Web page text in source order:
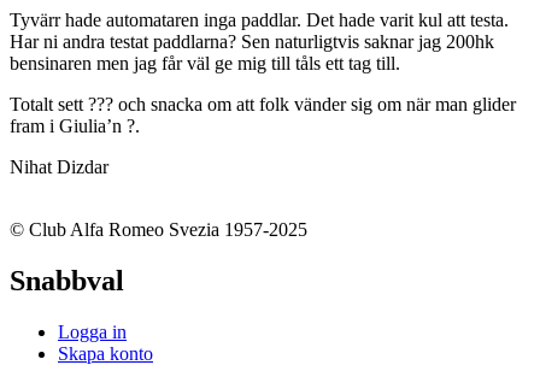
Tyvärr hade automataren inga paddlar. Det hade varit kul att testa.
Har ni andra testat paddlarna? Sen naturligtvis saknar jag 200hk
bensinaren men jag får väl ge mig till tåls ett tag till.
Totalt sett ??? och snacka om att folk vänder sig om när man glider
fram i Giulia’n ?.
Nihat Dizdar
© Club Alfa Romeo Svezia 1957-2025
Snabbval
Logga in
Skapa konto